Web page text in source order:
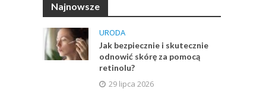
Najnowsze
URODA
Jak bezpiecznie i skutecznie
odnowić skórę za pomocą
retinolu?
29 lipca 2026